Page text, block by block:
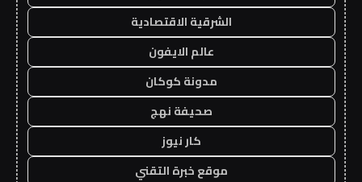
الشرقية الاقتصادية
عالم الايفون
مدونة كوكان
صحيفة نهج
كار نيوز
موقع خبرة التقني